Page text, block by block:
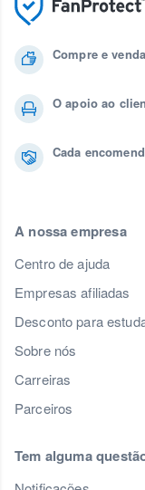
Compre e
O apoio ao
Cada
A nossa empresa
Centro de ajuda
Empresas afiliadas
Desconto para
Sobre nós
Carreiras
Parceiros
Tem alguma